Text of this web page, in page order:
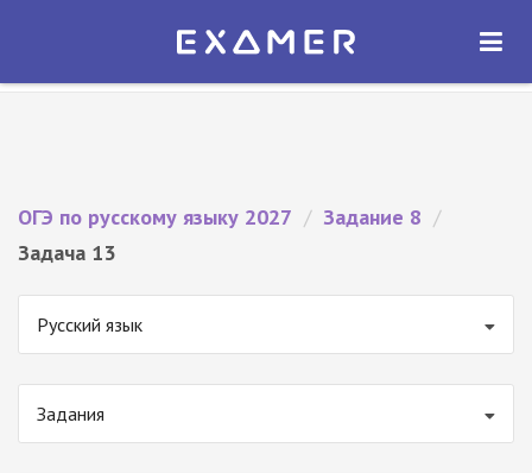
Экзамер — ЕГЭ 2027
ОТКРЫТЬ
ОГЭ по русскому языку 2027 / Задание 8 /
Задача 13
Русский язык
Задания